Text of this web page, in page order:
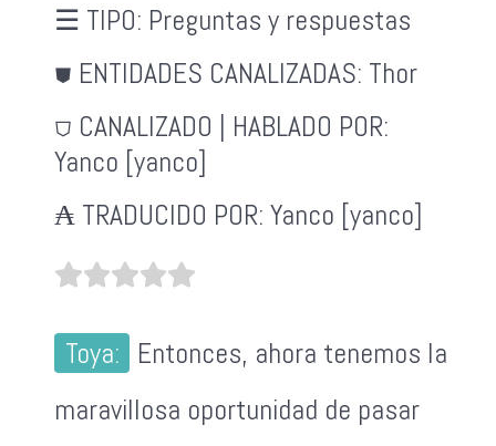
☰ TIPO: Preguntas y respuestas
⛊ ENTIDADES CANALIZADAS: Thor
⛉ CANALIZADO | HABLADO POR:
Yanco [yanco]
₳ TRADUCIDO POR: Yanco [yanco]
Toya: Entonces, ahora tenemos la
maravillosa oportunidad de pasar